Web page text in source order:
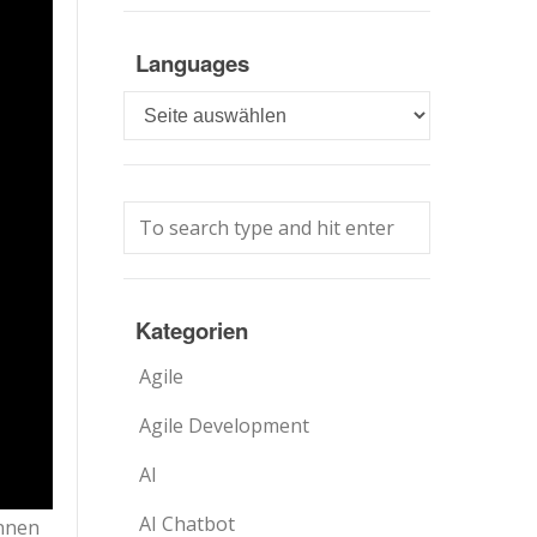
Languages
Languages
Kategorien
Agile
Agile Development
AI
AI Chatbot